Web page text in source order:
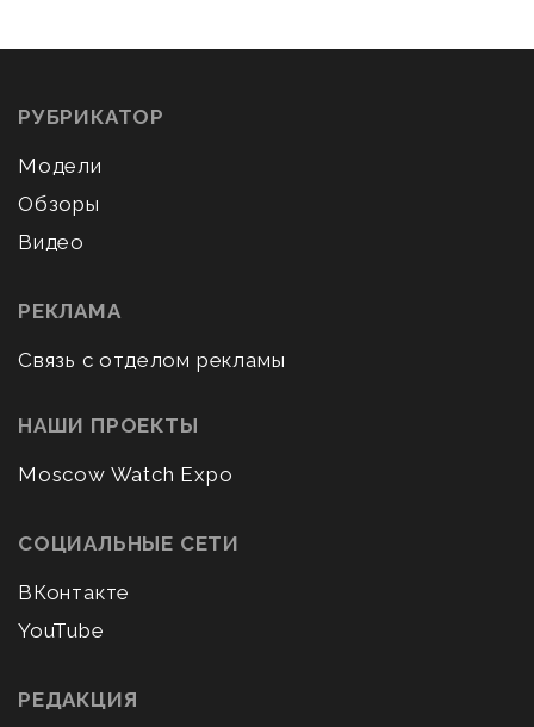
РУБРИКАТОР
Модели
Обзоры
Видео
РЕКЛАМА
Связь с отделом рекламы
НАШИ ПРОЕКТЫ
Moscow Watch Expo
СОЦИАЛЬНЫЕ СЕТИ
ВКонтакте
YouTube
РЕДАКЦИЯ